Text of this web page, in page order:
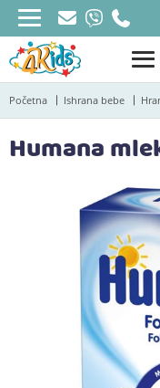
Početna Ishrana bebe
Humana